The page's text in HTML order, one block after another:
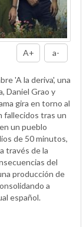
A+ a-
'A la deriva', una
Daniel Grao y
gira en torno al
fallecidos tras un
un pueblo
de 50 minutos,
través de la
del
producción de
a
español.